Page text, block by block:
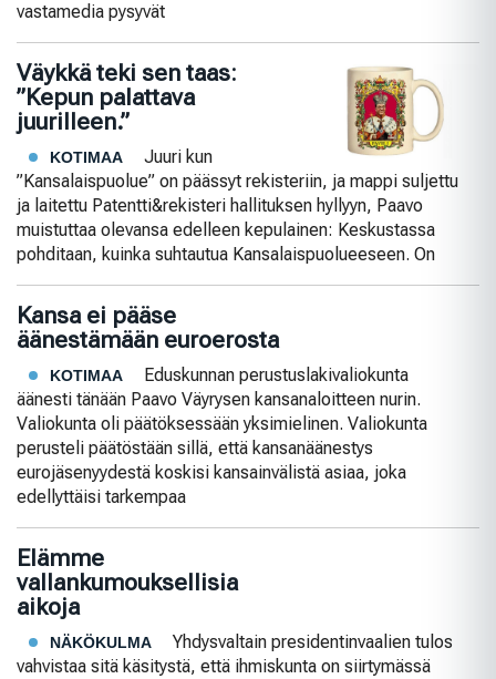
vastamedia pysyvät
Väykkä teki sen taas:
”Kepun palattava
juurilleen.”
KOTIMAA
Juuri kun
”Kansalaispuolue” on päässyt rekisteriin, ja mappi suljettu
ja laitettu Patentti&rekisteri hallituksen hyllyyn, Paavo
muistuttaa olevansa edelleen kepulainen: Keskustassa
pohditaan, kuinka suhtautua Kansalaispuolueeseen. On
Kansa ei pääse
äänestämään euroerosta
KOTIMAA
Eduskunnan perustuslakivaliokunta
äänesti tänään Paavo Väyrysen kansanaloitteen nurin.
Valiokunta oli päätöksessään yksimielinen. Valiokunta
perusteli päätöstään sillä, että kansanäänestys
eurojäsenyydestä koskisi kansainvälistä asiaa, joka
edellyttäisi tarkempaa
Elämme
vallankumouksellisia
aikoja
NÄKÖKULMA
Yhdysvaltain presidentinvaalien tulos
vahvistaa sitä käsitystä, että ihmiskunta on siirtymässä